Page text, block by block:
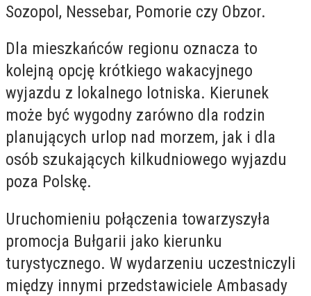
Sozopol, Nessebar, Pomorie czy Obzor.
Dla mieszkańców regionu oznacza to
kolejną opcję krótkiego wakacyjnego
wyjazdu z lokalnego lotniska. Kierunek
może być wygodny zarówno dla rodzin
planujących urlop nad morzem, jak i dla
osób szukających kilkudniowego wyjazdu
poza Polskę.
Uruchomieniu połączenia towarzyszyła
promocja Bułgarii jako kierunku
turystycznego. W wydarzeniu uczestniczyli
między innymi przedstawiciele Ambasady